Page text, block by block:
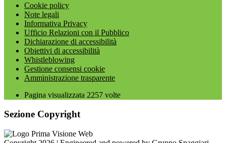
Cookie policy
Note legali
Informativa Privacy
Ufficio Relazioni con il Pubblico
Dichiarazione di accessibilità
Obiettivi di accessibilità
Whistleblowing
Gestione consensi cookie
Amministrazione trasparente
Pagina visualizzata 2257 volte
Sezione Copyright